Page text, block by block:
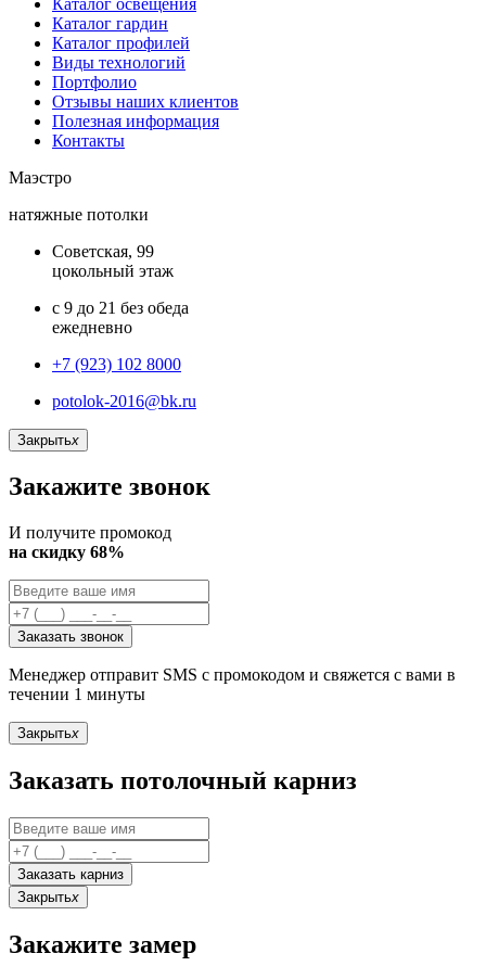
Каталог гардин
Каталог профилей
Виды технологий
Портфолио
Отзывы наших клиентов
Полезная информация
Контакты
Маэстро
натяжные потолки
Советская, 99
цокольный этаж
с 9 до 21 без обеда
ежедневно
+7 (923) 102 8000
potolok-2016@bk.ru
Закрытьx
Закажите звонок
И получите промокод
на скидку 68%
Заказать звонок
Менеджер отправит SMS с промокодом и свяжется с вами в
течении 1 минуты
Закрытьx
Заказать потолочный карниз
Заказать карниз
Закрытьx
Закажите замер